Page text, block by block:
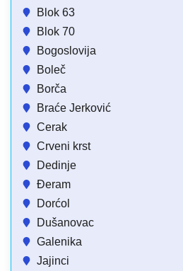
Blok 63
Blok 70
Bogoslovija
Boleč
Borča
Braće Jerković
Cerak
Crveni krst
Dedinje
Đeram
Dorćol
Dušanovac
Galenika
Jajinci